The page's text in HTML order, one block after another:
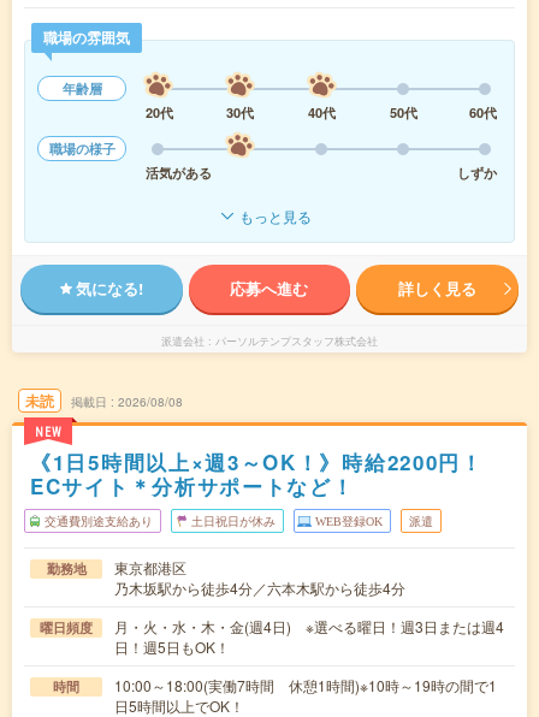
職場の雰囲気
年齢層
20代
30代 40代 50代
60代
職場の様子
活気がある
しずか
もっと見る
気になる! 応募へ進む 詳しく見る
派遣会社 パーソルテンプスタッフ株式会社
未読
NEW
掲載日 2026/08/08
《1日5時間以上×週3～OK！》時給2200円！
ECサイト＊分析サポートなど！
交通費別途支給あり 土日祝日が休み WEB登録OK 派遣
勤務地
東京都港区
乃木坂駅から徒歩4分／六本木駅から徒歩4分
曜日頻度
月・火・水・木・金(週4日) ※選べる曜日！週3日または週4
日！週5日もOK！
時間
10:00～18:00(実働7時間 休憩1時間)※10時～19時の間で1
日5時間以上でOK！